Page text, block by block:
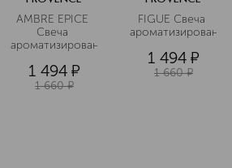
AMBRE EPICE
Свеча
ароматизированная
1 494 ¤
1 660 ¤
FIGUE Свеча
1 494 ¤
1 660 ¤